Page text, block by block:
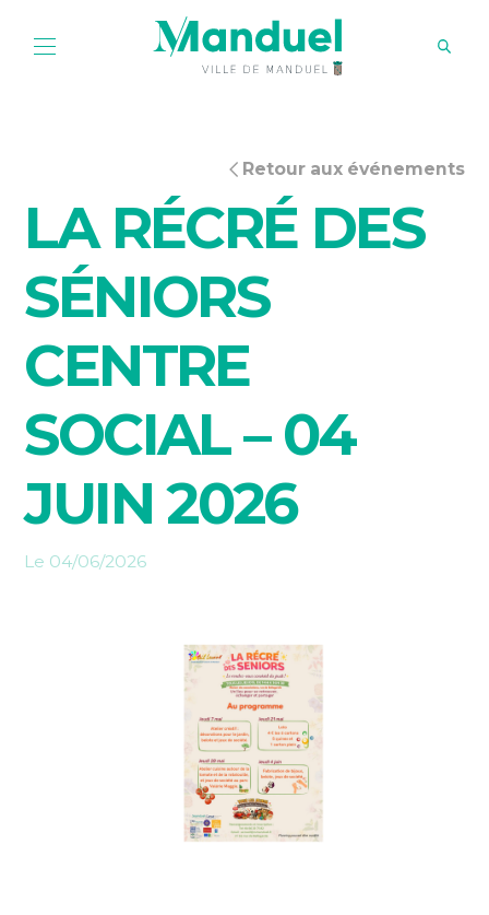
Retour aux événements
LA RÉCRÉ DES
SÉNIORS
CENTRE
SOCIAL – 04
JUIN 2026
Le 04/06/2026